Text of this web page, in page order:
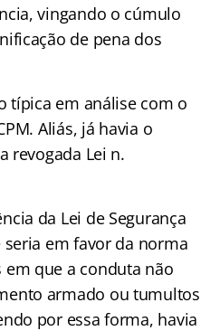
vingando o cúmulo
de pena dos
típica em análise com o
Aliás, já havia o
revogada Lei n.
da Lei de Segurança
em favor da norma
em que a conduta não
armado ou tumultos
por essa forma, havia